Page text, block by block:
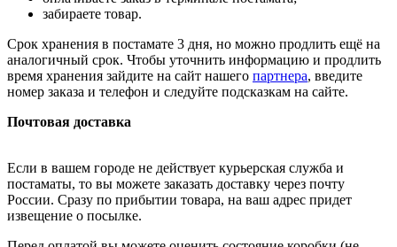
забираете товар.
Срок хранения в постамате 3 дня, но можно продлить ещё на
аналогичный срок. Чтобы уточнить информацию и продлить
время хранения зайдите на сайт нашего партнера, введите
номер заказа и телефон и следуйте подсказкам на сайте.
Почтовая доставка
Если в вашем городе не действует курьерская служба и
постаматы, то вы можете заказать доставку через почту
России. Сразу по прибытии товара, на ваш адрес придет
извещение о посылке.